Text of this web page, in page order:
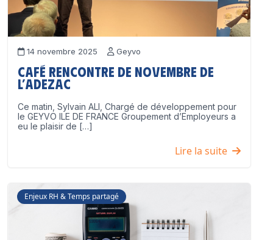
14 novembre 2025 Geyvo
Café Rencontre de Novembre de
l’ADEZAC
Ce matin, Sylvain ALI, Chargé de développement pour
le GEYVO ILE DE FRANCE Groupement d’Employeurs a
eu le plaisir de […]
Lire la suite
Enjeux RH & Temps partagé